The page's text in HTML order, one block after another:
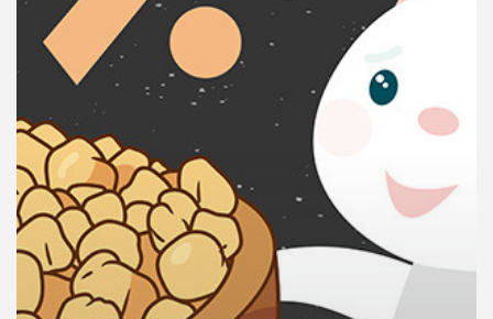
เพล
สต์
ของ
คุณ
เพลง